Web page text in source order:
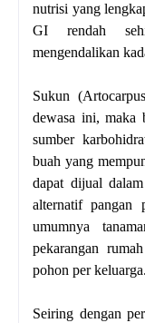
nutrisi yang
GI rendah
mengendalikan
Sukun
dewasa ini, maka
sumber
buah yang
dapat dijual
alternatif pangan
umumnya
pekarangan
pohon per keluarga.
Seiring dengan